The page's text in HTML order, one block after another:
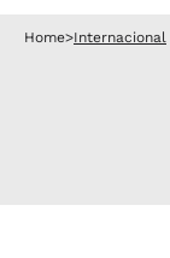
Home>Internacional